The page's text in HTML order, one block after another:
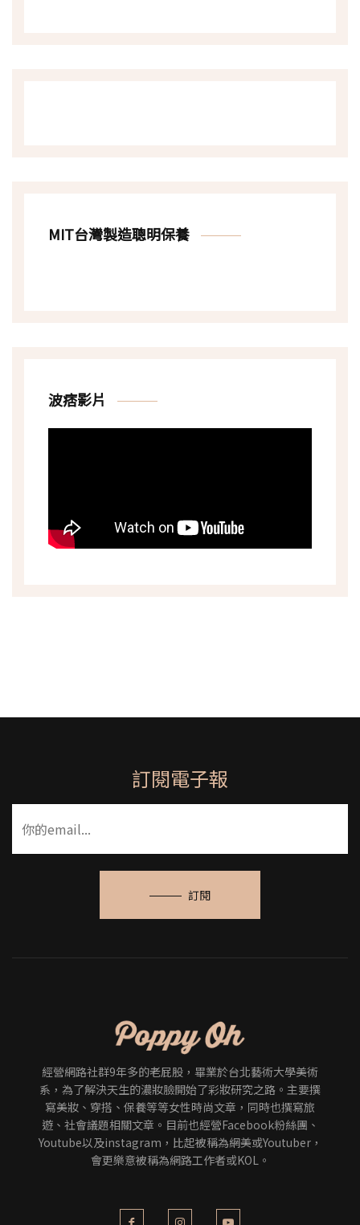
MIT台灣製造聰明保養
波痞影片
訂閱電子報
訂閱
經營網路社群9年多的老屁股，畢業於台北藝術大學美術
系，為了解決天生的濃妝臉開始了彩妝研究之路。主要撰
寫美妝、穿搭、保養等等女性時尚文章，同時也撰寫旅
遊、社會議題相關文章。目前也經營Facebook粉絲團、
Youtube以及instagram，比起被稱為網美或Youtuber，
會更樂意被稱為網路工作者或KOL。